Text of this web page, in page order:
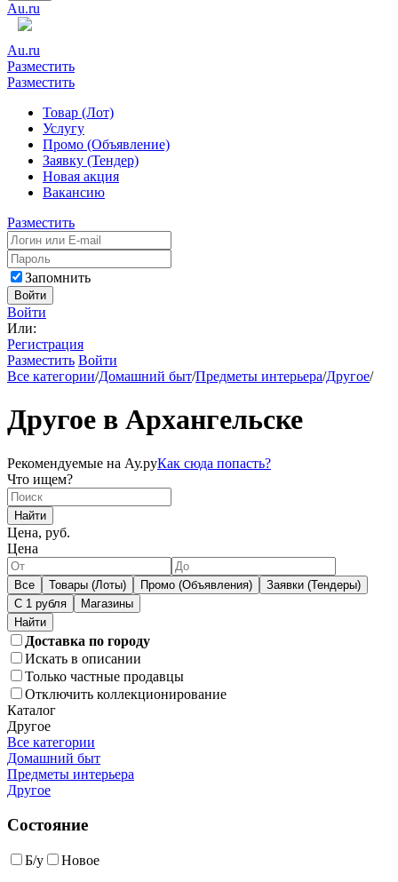
Au.ru
Au.ru
Разместить
Разместить
Товар (Лот)
Услугу
Промо (Объявление)
Заявку (Тендер)
Новая акция
Вакансию
Разместить
Запомнить
Войти
Войти
Или:
Регистрация
Разместить Войти
Все категории/Домашний быт/Предметы интерьера/Другое/
Другое в Архангельске
Рекомендуемые на Ау.руКак сюда попасть?
Что ищем?
Найти
Цена, руб.
Цена
Все Товары (Лоты) Промо (Объявления)
Заявки (Тендеры)
С 1 рубля
Магазины
Доставка по городу
Искать в описании
Только частные продавцы
Отключить коллекционирование
Каталог
Другое
Все категории
Домашний быт
Предметы интерьера
Другое
Состояние
Б/у Новое